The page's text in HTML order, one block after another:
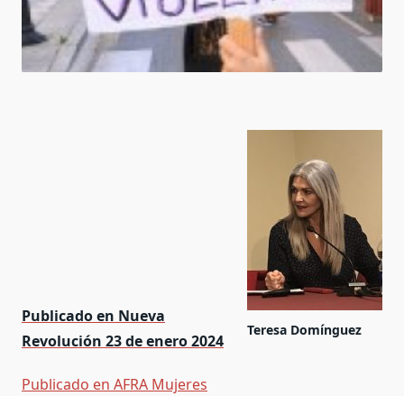
Teresa Domínguez
Publicado en Nueva
Revolución 23 de enero 2024
Publicado en AFRA Mujeres